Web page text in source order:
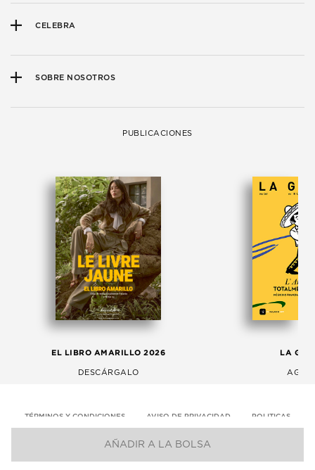
AÑADIR A LA BOLSA
CELEBRA
SOBRE NOSOTROS
PUBLICACIONES
EL LIBRO AMARILLO 2026
DESCÁRGALO
LA
TÉRMINOS Y CONDICIONES AVISO DE PRIVACIDAD POLITICAS